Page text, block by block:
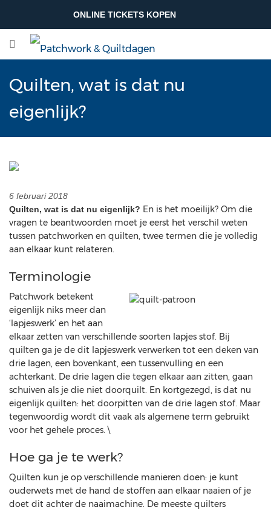
ONLINE TICKETS KOPEN
Quilten, wat is dat nu
eigenlijk?
6 februari 2018
Quilten, wat is dat nu eigenlijk? En is het moeilijk? Om die
vragen te beantwoorden moet je eerst het verschil weten
tussen patchworken en quilten, twee termen die je volledig
aan elkaar kunt relateren.
Terminologie
Patchwork betekent
eigenlijk niks meer dan
‘lapjeswerk’ en het aan
elkaar zetten van verschillende soorten lapjes stof. Bij
quilten ga je de dit lapjeswerk verwerken tot een deken van
drie lagen, een bovenkant, een tussenvulling en een
achterkant. De drie lagen die tegen elkaar aan zitten, gaan
schuiven als je die niet doorquilt. En kortgezegd, is dat nu
eigenlijk quilten: het doorpitten van de drie lagen stof. Maar
tegenwoordig wordt dit vaak als algemene term gebruikt
voor het gehele proces. \
Hoe ga je te werk?
Quilten kun je op verschillende manieren doen: je kunt
ouderwets met de hand de stoffen aan elkaar naaien of je
doet dit achter de naaimachine. De meeste quilters